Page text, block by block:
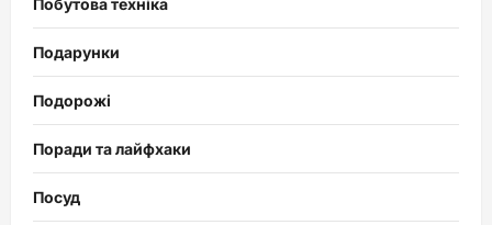
Побутова техніка
Подарунки
Подорожі
Поради та лайфхаки
Посуд